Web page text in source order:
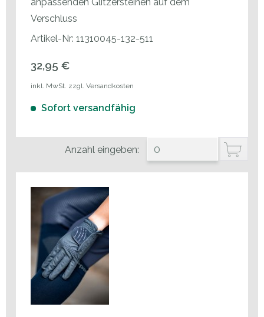
Verschluss
Artikel-Nr: 11310045-132-511
32,95 €
inkl. MwSt. zzgl. Versandkosten
Sofort versandfähig
Anzahl eingeben: